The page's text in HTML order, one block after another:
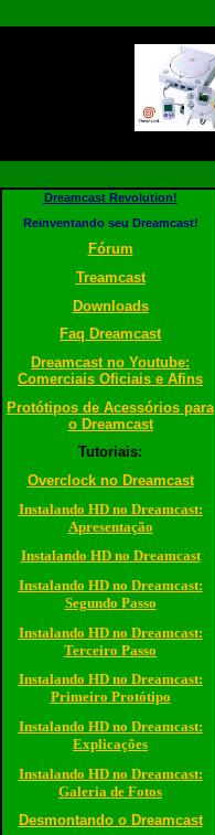
Dreamcast Revolution!
Reinventando seu Dreamcast!
Fórum
Treamcast
Downloads
Faq Dreamcast
Dreamcast no Youtube:
Comerciais Oficiais e Afins
Protótipos de Acessórios para
o Dreamcast
Tutoriais:
Overclock no Dreamcast
Instalando HD no Dreamcast:
Apresentação
Instalando HD no Dreamcast
Instalando HD no Dreamcast:
Segundo Passo
Instalando HD no Dreamcast:
Terceiro Passo
Instalando HD no Dreamcast:
Primeiro Protótipo
Instalando HD no Dreamcast:
Explicações
Instalando HD no Dreamcast:
Galeria de Fotos
Desmontando o Dreamcast